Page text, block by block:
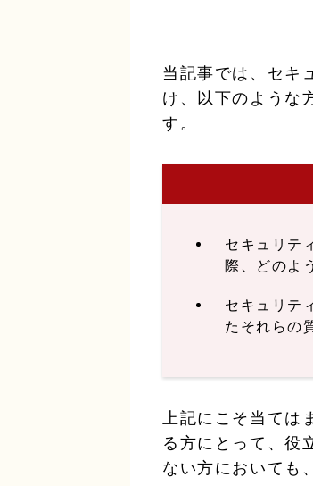
当記事では、セキ
け、以下のような
す。
セキュリテ
際、どのよ
セキュリテ
たそれらの
上記にこそ当て
る方にとって、役
ない方においても